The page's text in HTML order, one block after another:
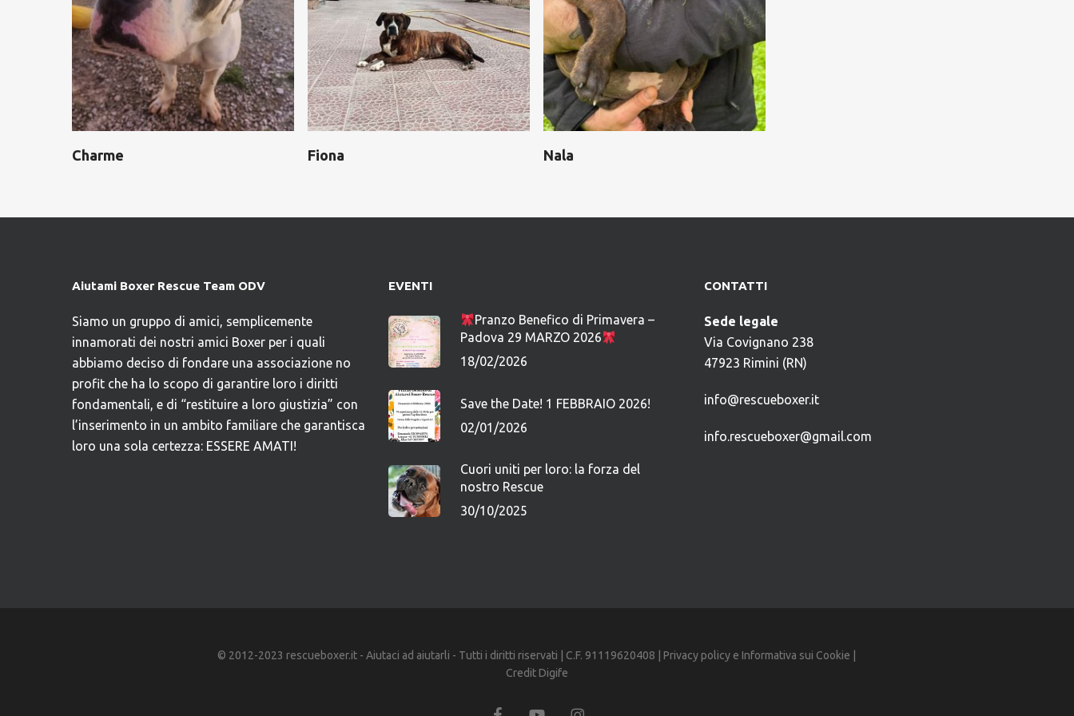
Charme Fiona Nala
Aiutami Boxer Rescue Team ODV
Siamo un gruppo di amici, semplicemente
innamorati dei nostri amici Boxer per i quali
abbiamo deciso di fondare una associazione no
profit che ha lo scopo di garantire loro i diritti
fondamentali, e di “restituire a loro giustizia” con
l’inserimento in un ambito familiare che garantisca
loro una sola certezza: ESSERE AMATI!
EVENTI
Pranzo Benefico di Primavera –
Padova 29 MARZO 2026
18/02/2026
Save the Date! 1 FEBBRAIO 2026!
02/01/2026
Cuori uniti per loro: la forza del
nostro Rescue
30/10/2025
CONTATTI
Sede legale
Via Covignano 238
47923 Rimini (RN)
info@rescueboxer.it
info.rescueboxer@gmail.com
© 2012-2023 rescueboxer.it - Aiutaci ad aiutarli - Tutti i diritti riservati | C.F. 91119620408 | Privacy policy e Informativa sui Cookie
Credit Digife
facebookyoutube instagram